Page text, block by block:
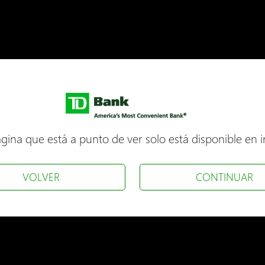
que está a punto de ver solo está disponible en
CONTINUAR
VOLVER